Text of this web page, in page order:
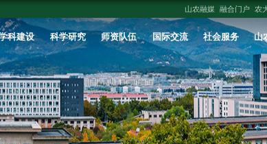
构设置 招生就业 人才培养 学科建设